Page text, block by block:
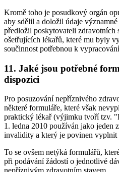
Kromě toho je posudkový orgán
aby sdělil a doložil údaje
předložil poskytovateli zdravotních
ošetřujících lékařů, které mu byly
součinnost potřebnou k
11. Jaké jsou potřebné
dispozici
Pro posuzování nepříznivého
některé formuláře, které však
praktický lékař (výjimku tvoří tzv.
1. ledna 2010 používán jako jeden
invalidity a který je povinen vyplnit
To se ovšem netýká formulářů,
při podávání žádostí o jednotlivé